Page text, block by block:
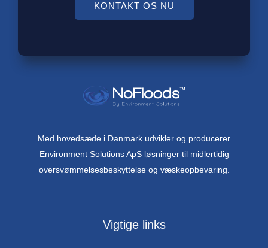
KONTAKT OS NU
Med hovedsæde i Danmark udvikler og producerer
Environment Solutions ApS løsninger til midlertidig
oversvømmelsesbeskyttelse og væskeopbevaring.
Vigtige links